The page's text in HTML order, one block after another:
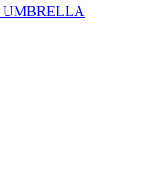
UMBRELLA